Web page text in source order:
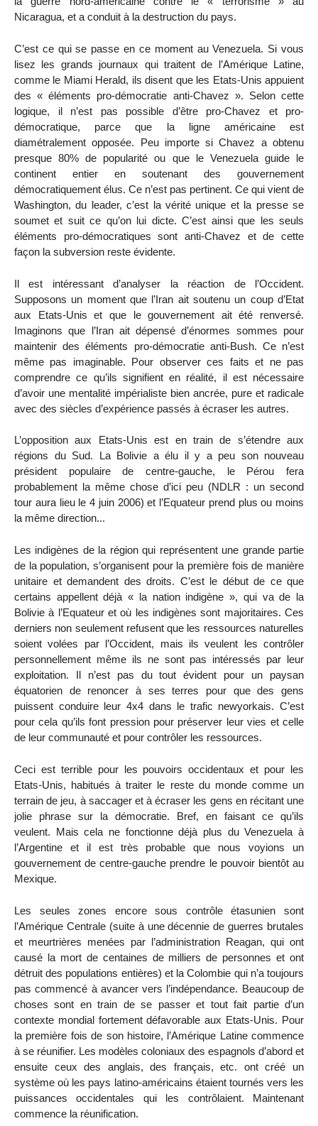
Nicaragua, et a conduit à la destruction du pays.
C’est ce qui se passe en ce moment au Venezuela. Si vous
lisez les grands journaux qui traitent de l’Amérique Latine,
comme le Miami Herald, ils disent que les Etats-Unis appuient
des « éléments pro-démocratie anti-Chavez ». Selon cette
logique, il n’est pas possible d’être pro-Chavez et pro-
démocratique, parce que la ligne américaine est
diamétralement opposée. Peu importe si Chavez a obtenu
presque 80% de popularité ou que le Venezuela guide le
continent entier en soutenant des gouvernement
démocratiquement élus. Ce n’est pas pertinent. Ce qui vient de
Washington, du leader, c’est la vérité unique et la presse se
soumet et suit ce qu’on lui dicte. C’est ainsi que les seuls
éléments pro-démocratiques sont anti-Chavez et de cette
façon la subversion reste évidente.
Il est intéressant d’analyser la réaction de l’Occident.
Supposons un moment que l’Iran ait soutenu un coup d’Etat
aux Etats-Unis et que le gouvernement ait été renversé.
Imaginons que l’Iran ait dépensé d’énormes sommes pour
maintenir des éléments pro-démocratie anti-Bush. Ce n’est
même pas imaginable. Pour observer ces faits et ne pas
comprendre ce qu’ils signifient en réalité, il est nécessaire
d’avoir une mentalité impérialiste bien ancrée, pure et radicale
avec des siècles d’expérience passés à écraser les autres.
L’opposition aux Etats-Unis est en train de s’étendre aux
régions du Sud. La Bolivie a élu il y a peu son nouveau
président populaire de centre-gauche, le Pérou fera
probablement la même chose d’ici peu (NDLR : un second
tour aura lieu le 4 juin 2006) et l’Equateur prend plus ou moins
la même direction...
Les indigènes de la région qui représentent une grande partie
de la population, s’organisent pour la première fois de manière
unitaire et demandent des droits. C’est le début de ce que
certains appellent déjà « la nation indigène », qui va de la
Bolivie à l’Equateur et où les indigènes sont majoritaires. Ces
derniers non seulement refusent que les ressources naturelles
soient volées par l’Occident, mais ils veulent les contrôler
personnellement même ils ne sont pas intéressés par leur
exploitation. Il n’est pas du tout évident pour un paysan
équatorien de renoncer à ses terres pour que des gens
puissent conduire leur 4x4 dans le trafic newyorkais. C’est
pour cela qu’ils font pression pour préserver leur vies et celle
de leur communauté et pour contrôler les ressources.
Ceci est terrible pour les pouvoirs occidentaux et pour les
Etats-Unis, habitués à traiter le reste du monde comme un
terrain de jeu, à saccager et à écraser les gens en récitant une
jolie phrase sur la démocratie. Bref, en faisant ce qu’ils
veulent. Mais cela ne fonctionne déjà plus du Venezuela à
l’Argentine et il est très probable que nous voyions un
gouvernement de centre-gauche prendre le pouvoir bientôt au
Mexique.
Les seules zones encore sous contrôle étasunien sont
l’Amérique Centrale (suite à une décennie de guerres brutales
et meurtrières menées par l’administration Reagan, qui ont
causé la mort de centaines de milliers de personnes et ont
détruit des populations entières) et la Colombie qui n’a toujours
pas commencé à avancer vers l’indépendance. Beaucoup de
choses sont en train de se passer et tout fait partie d’un
contexte mondial fortement défavorable aux Etats-Unis. Pour
la première fois de son histoire, l’Amérique Latine commence
à se réunifier. Les modèles coloniaux des espagnols d’abord et
ensuite ceux des anglais, des français, etc. ont créé un
système où les pays latino-américains étaient tournés vers les
puissances occidentales qui les contrôlaient. Maintenant
commence la réunification.